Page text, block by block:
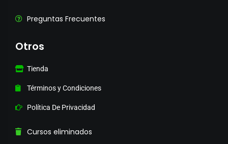
Preguntas Frecuentes
Otros
Tienda
Términos y Condiciones
Política De Privacidad
Cursos eliminados